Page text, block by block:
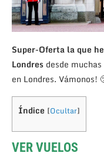
Super-Oferta la que
Londres desde
en Londres. Vámonos!
Índice [Ocultar]
VER VUELOS